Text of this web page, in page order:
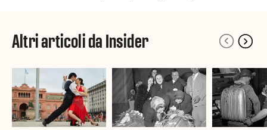
Altri articoli da Insider